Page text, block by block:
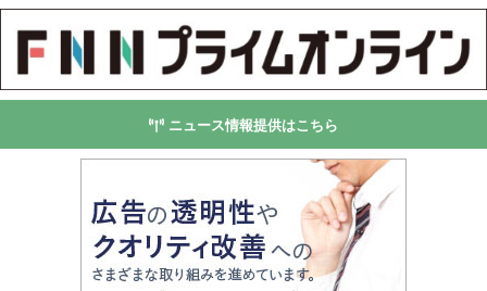
ニュース情報提供はこちら